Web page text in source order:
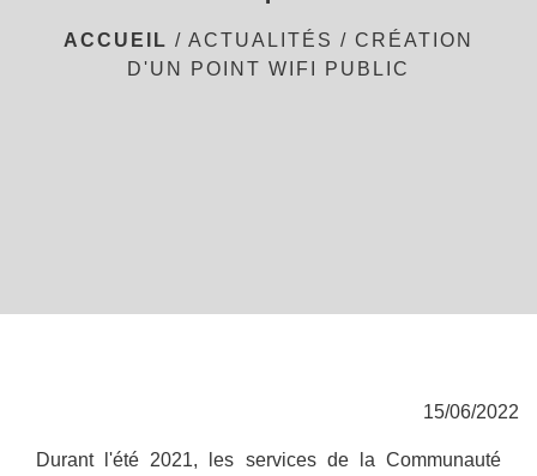
ACCUEIL / ACTUALITÉS / CRÉATION
D'UN POINT WIFI PUBLIC
15/06/2022
Durant l'été 2021, les services de la Communauté